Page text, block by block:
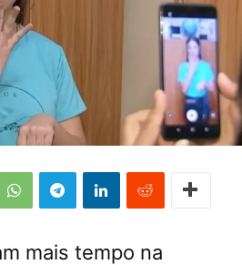
mais tempo na